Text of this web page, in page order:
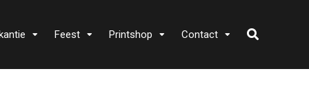
Feest Printshop Contact